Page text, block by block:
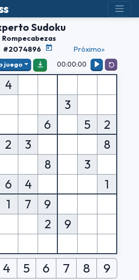
Sudoku
Rompecabezas
#2074896
Próximo»
juego 00:00:00
4
3
6
5
2
2 3
8
8
3
6 4
1
1 7
9
2
9
4 5 6 7 8 9